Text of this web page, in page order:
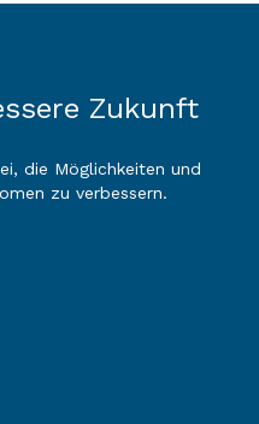
Zukunft
die Möglichkeiten und
zu verbessern.